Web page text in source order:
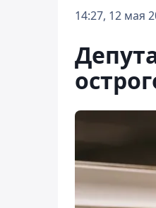
14:27, 12 мая